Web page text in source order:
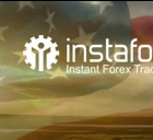
支持